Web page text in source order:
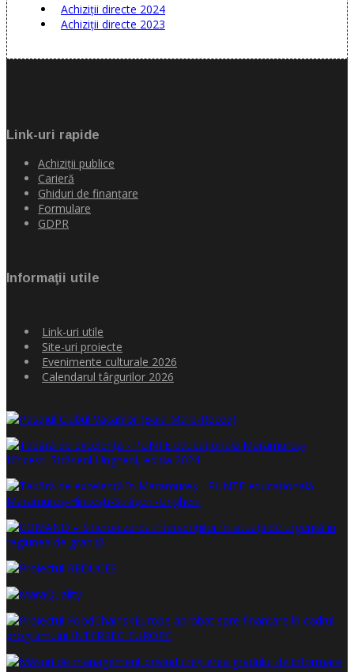
Achiziții directe 2024
Achiziții directe 2023
Link-uri rapide
Achiziţii publice
Carieră
Ghiduri de finanţare
Formulare
GDPR
Informaţii utile
Link-uri utile
Site-uri proiecte
Evenimente culturale 2026
Calendarul târgurilor 2026